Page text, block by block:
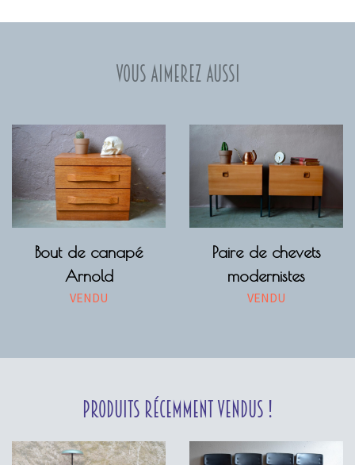
Vous aimerez aussi
Bout de canapé
Arnold
VENDU
Paire de chevets
modernistes
VENDU
Produits récemment vendus !